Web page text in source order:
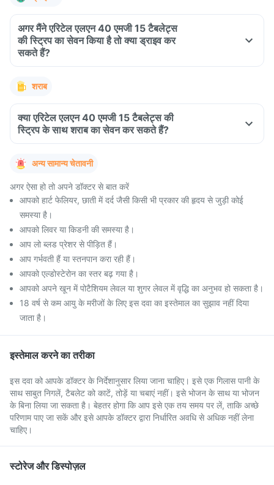
अगर मैंने एरिटेल एलएन 40 एमजी 15 टैबलेट्स
की स्ट्रिप का सेवन किया है तो क्या ड्राइव कर
सकते हैं?
शराब
क्या एरिटेल एलएन 40 एमजी 15 टैबलेट्स की
स्ट्रिप के साथ शराब का सेवन कर सकते हैं?
अन्य सामान्य चेतावनी
अगर ऐसा हो तो अपने डॉक्टर से बात करें
आपको हार्ट फेलियर, छाती में दर्द जैसी किसी भी प्रकार की हृदय से जुड़ी कोई
समस्या है।
आपको लिवर या किडनी की समस्या है।
आप लो ब्लड प्रेशर से पीड़ित हैं।
आप गर्भवती हैं या स्तनपान करा रही हैं।
आपको एल्डोस्टेरोन का स्तर बढ़ गया है।
आपको अपने खून में पोटैशियम लेवल या शुगर लेवल में वृद्धि का अनुभव हो सकता है।
18 वर्ष से कम आयु के मरीजों के लिए इस दवा का इस्तेमाल का सुझाव नहीं दिया
जाता है।
इस्तेमाल करने का तरीका
इस दवा को आपके डॉक्टर के निर्देशानुसार लिया जाना चाहिए। इसे एक गिलास पानी के
साथ साबुत निगलें, टैबलेट को काटें, तोड़ें या चबाएं नहीं। इसे भोजन के साथ या भोजन
के बिना लिया जा सकता है। बेहतर होगा कि आप इसे एक तय समय पर लें, ताकि अच्छे
परिणाम पाए जा सकें और इसे आपके डॉक्टर द्वारा निर्धारित अवधि से अधिक नहीं लेना
चाहिए।
स्टोरेज और डिस्पोज़ल